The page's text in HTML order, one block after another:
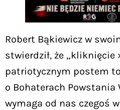
Robert Bąkiewicz w
stwierdził, że „kliknięcie
patriotycznym postem
o Bohaterach Powstania
wymaga od nas czegoś